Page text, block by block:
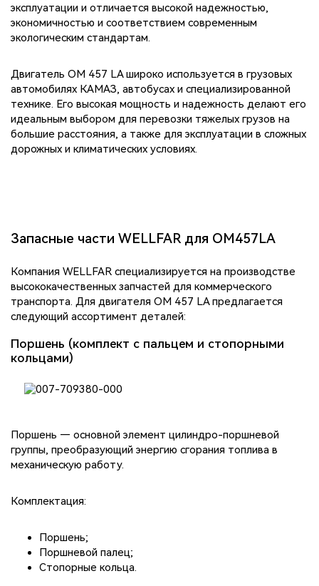
эксплуатации и отличается высокой надежностью,
экономичностью и соответствием современным
экологическим стандартам.
Двигатель OM 457 LA широко используется в грузовых
автомобилях КАМАЗ, автобусах и специализированной
технике. Его высокая мощность и надежность делают его
идеальным выбором для перевозки тяжелых грузов на
большие расстояния, а также для эксплуатации в сложных
дорожных и климатических условиях.
Запасные части WELLFAR для OM457LA
Компания WELLFAR специализируется на производстве
высококачественных запчастей для коммерческого
транспорта. Для двигателя OM 457 LA предлагается
следующий ассортимент деталей:
Поршень (комплект с пальцем и стопорными
кольцами)
Поршень — основной элемент цилиндро-поршневой
группы, преобразующий энергию сгорания топлива в
механическую работу.
Комплектация:
Поршень;
Поршневой палец;
Стопорные кольца.